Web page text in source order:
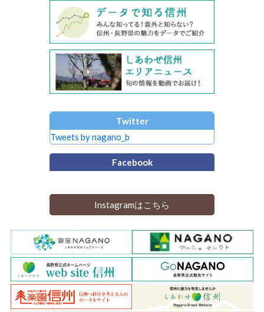
Twitter
Tweets by nagano_b
Facebook
Instagramはこちら